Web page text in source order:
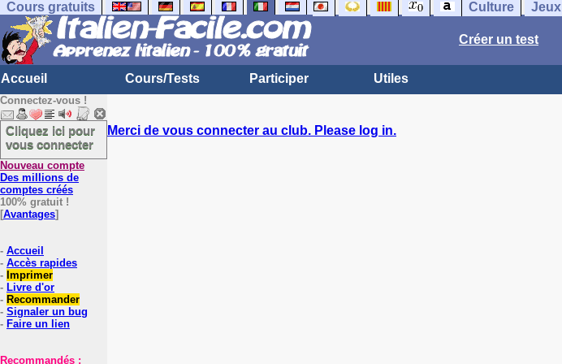
Cours gratuits Culture Jeux
Créer un test
Accueil Cours/Tests Participer Utiles
Connectez-vous !
Cliquez ici pour
vous connecter
Nouveau compte
Des millions de
comptes créés
100% gratuit !
[Avantages]
- Accueil
- Accès rapides
- Imprimer
- Livre d'or
- Recommander
- Signaler un bug
- Faire un lien
Recommandés :
Merci de vous connecter au club. Please log in.